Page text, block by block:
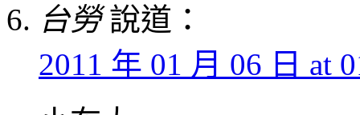
台勞 說道：
2011 年 01 月 06 日 at